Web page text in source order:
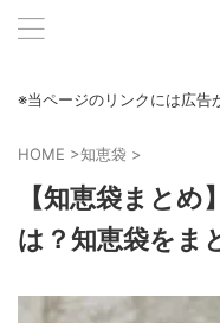
※当ページのリンクには広告
HOME >知恵袋 >
【知恵袋まと
は？知恵袋をま